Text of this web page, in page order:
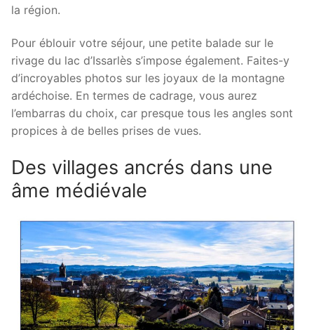
la région.
Pour éblouir votre séjour, une petite balade sur le
rivage du lac d’Issarlès s’impose également. Faites-y
d’incroyables photos sur les joyaux de la montagne
ardéchoise. En termes de cadrage, vous aurez
l’embarras du choix, car presque tous les angles sont
propices à de belles prises de vues.
Des villages ancrés dans une
âme médiévale